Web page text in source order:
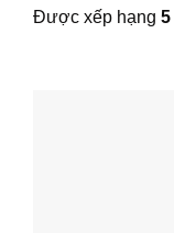
Được xếp hạng 5